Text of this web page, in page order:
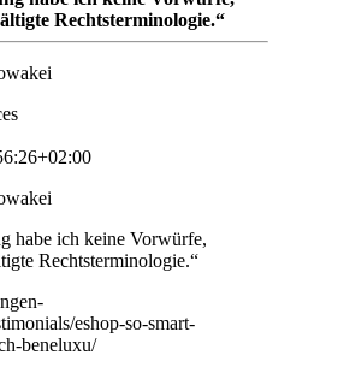
Rechtsterminologie.“
habe ich keine Vorwürfe,
Rechtsterminologie.“
eshop-so-smart-
beneluxu/